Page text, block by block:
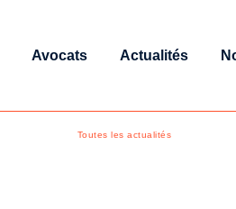
Avocats Actualités
Toutes les actualités